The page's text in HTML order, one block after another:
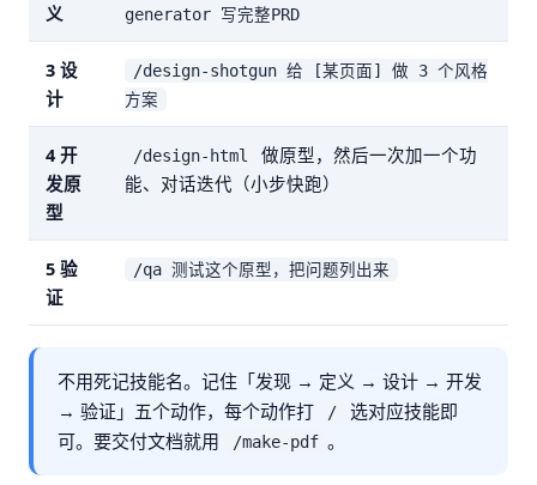
义
generator 写完整PRD
3 设
计
/design-shotgun 给 [某页面] 做 3 个风格
方案
4 开
发原
型
/design-html
做原型，然后一次加一个功
能、对话迭代（小步快跑）
5 验
证
/qa 测试这个原型，把问题列出来
不用死记技能名。记住「发现 → 定义 → 设计 → 开发
→ 验证」五个动作，每个动作打
/
选对应技能即
可。要交付文档就用
/make-pdf 。